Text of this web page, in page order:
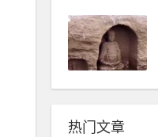
热门文章